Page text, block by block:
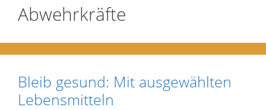
Abwehrkräfte
Bleib gesund: Mit ausgewählten
Lebensmitteln